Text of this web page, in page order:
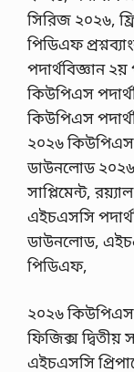
সিরিজ ২০২৬,
পিডিএফ
পদার্থবিজ্ঞান
কিউপিএস
কিউপিএস
২০২৬ কিউপিএস
ডাউনলোড
সাপ্লিমেন্ট,
এইচএসসি
ডাউনলোড,
পিডিএফ,
২০২৬ কিউপিএস
ফিজিক্স দ্বিতীয়
এইচএসসি